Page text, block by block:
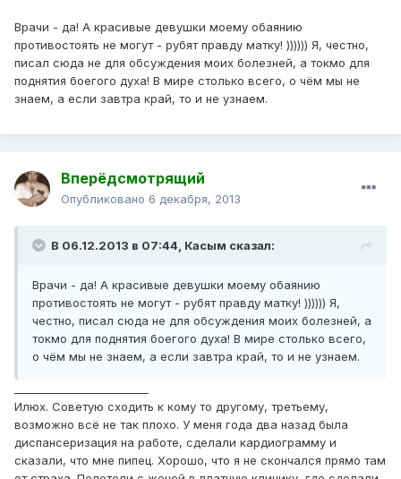
Врачи - да! А красивые девушки моему обаянию
противостоять не могут - рубят правду матку! )))))) Я, честно,
писал сюда не для обсуждения моих болезней, а токмо для
поднятия боегого духа! В мире столько всего, о чём мы не
знаем, а если завтра край, то и не узнаем.
Вперёдсмотрящий
Опубликовано 6 декабря, 2013
В 06.12.2013 в 07:44, Касым сказал:
Врачи - да! А красивые девушки моему обаянию
противостоять не могут - рубят правду матку! )))))) Я,
честно, писал сюда не для обсуждения моих болезней, а
токмо для поднятия боегого духа! В мире столько всего,
о чём мы не знаем, а если завтра край, то и не узнаем.
Илюх. Советую сходить к кому то другому, третьему,
возможно всё не так плохо. У меня года два назад была
диспансеризация на работе, сделали кардиограмму и
сказали, что мне пипец. Хорошо, что я не скончался прямо там